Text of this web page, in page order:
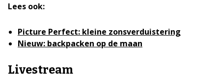
Lees ook:
Picture Perfect: kleine zonsverduistering
Nieuw: backpacken op de maan
Livestream